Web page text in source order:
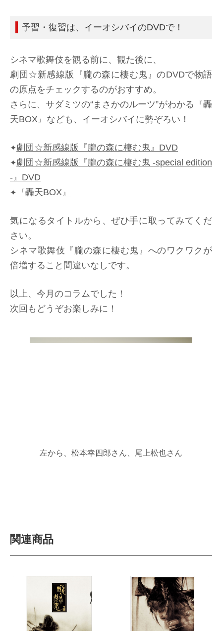
予習・復習は、イーオシバイのDVDで！
シネマ歌舞伎を観る前に、観た後に、
劇団☆新感線版『朧の森に棲む鬼』のDVDで物語
の原点をチェックするのがおすすめ。
さらに、サダミツの“まさかのルーツ”がわかる『轟
天BOX』なども、イーオシバイに勢ぞろい！
✦劇団☆新感線版『朧の森に棲む鬼』DVD
✦劇団☆新感線版『朧の森に棲む鬼 -special edition
-』DVD
✦ 『轟天BOX』
気になるタイトルから、ぜひ手に取ってみてくだ
さい。
シネマ歌舞伎『朧の森に棲む鬼』へのワクワクが
倍増すること間違いなしです。
以上、今月のコラムでした！
次回もどうぞお楽しみに！
左から、松本幸四郎さん、尾上松也さん
関連商品